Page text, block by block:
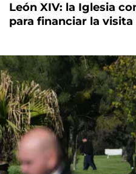
León XIV: la Iglesia
para financiar la visita